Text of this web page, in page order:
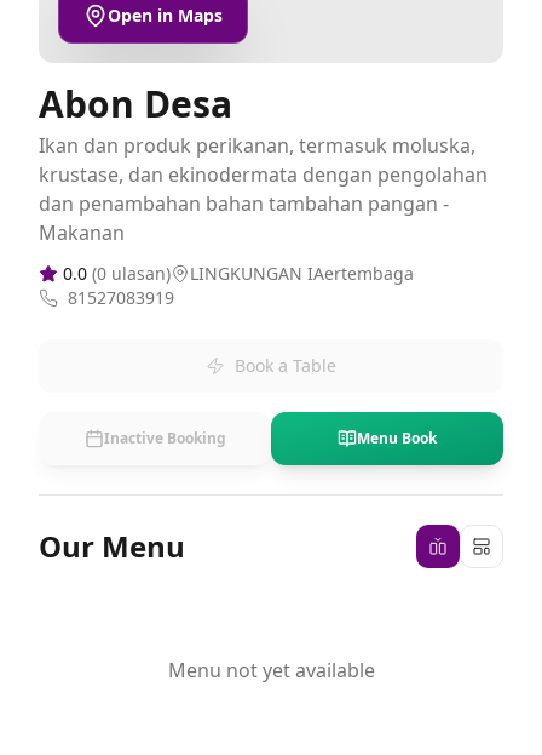
Open in Maps
Abon Desa
Ikan dan produk perikanan, termasuk moluska,
krustase, dan ekinodermata dengan pengolahan
dan penambahan bahan tambahan pangan -
Makanan
0.0 (0 ulasan)
LINGKUNGAN IAertembaga
81527083919
Book a Table
Inactive Booking Menu Book
Our Menu
Menu not yet available